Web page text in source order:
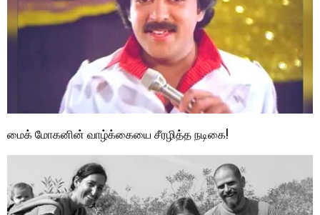
மைக் மோகனின் வாழ்க்கையை சீரழித்த நடிகை!